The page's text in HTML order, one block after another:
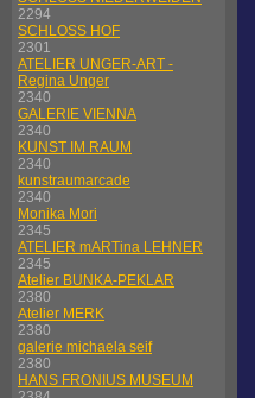
2294
SCHLOSS HOF
2301
ATELIER UNGER-ART -
Regina Unger
2340
GALERIE VIENNA
2340
KUNST IM RAUM
2340
kunstraumarcade
2340
Monika Mori
2345
ATELIER mARTina LEHNER
2345
Atelier BUNKA-PEKLAR
2380
Atelier MERK
2380
galerie michaela seif
2380
HANS FRONIUS MUSEUM